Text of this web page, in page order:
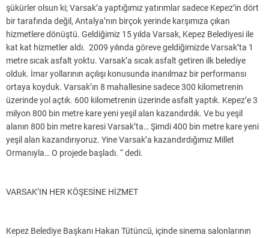
şükürler olsun ki; Varsak’a yaptığımız yatırımlar sadece Kepez’in dört
bir tarafında değil, Antalya’nın birçok yerinde karşımıza çıkan
hizmetlere dönüştü. Geldiğimiz 15 yılda Varsak, Kepez Belediyesi ile
kat kat hizmetler aldı. 2009 yılında göreve geldiğimizde Varsak’ta 1
metre sıcak asfalt yoktu. Varsak’a sıcak asfalt getiren ilk belediye
olduk. İmar yollarının açılışı konusunda inanılmaz bir performansı
ortaya koyduk. Varsak’ın 8 mahallesine sadece 300 kilometrenin
üzerinde yol açtık. 600 kilometrenin üzerinde asfalt yaptık. Kepez’e 3
milyon 800 bin metre kare yeni yeşil alan kazandırdık. Ve bu yeşil
alanın 800 bin metre karesi Varsak’ta… Şimdi 400 bin metre kare yeni
yeşil alan kazandırıyoruz. Yine Varsak’a kazandırdığımız Millet
Ormanıyla… O projede başladı. “ dedi.
VARSAK’IN HER KÖŞESİNE HİZMET
Kepez Belediye Başkanı Hakan Tütüncü, içinde sinema salonlarının